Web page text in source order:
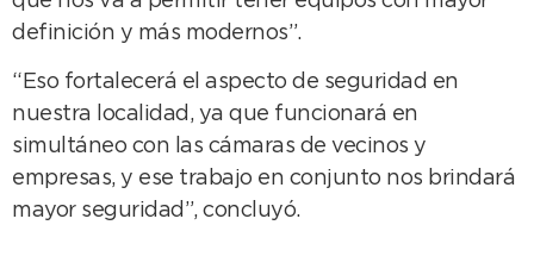
definición y más modernos”.
“Eso fortalecerá el aspecto de seguridad en
nuestra localidad, ya que funcionará en
simultáneo con las cámaras de vecinos y
empresas, y ese trabajo en conjunto nos brindará
mayor seguridad”, concluyó.